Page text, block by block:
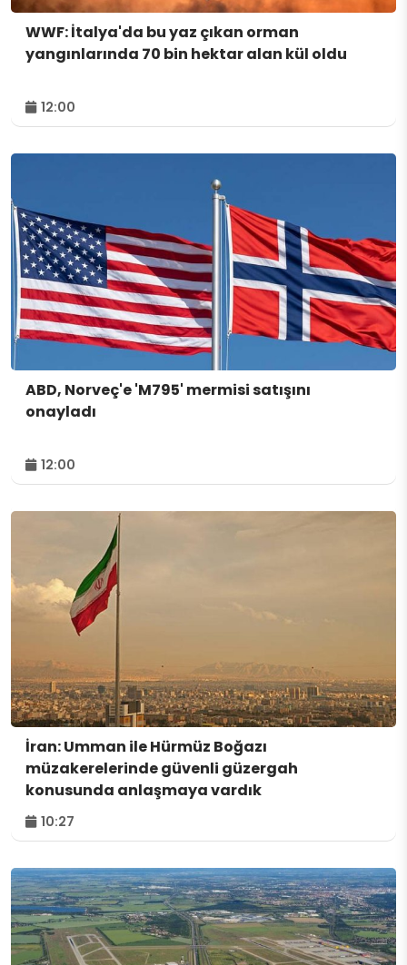
WWF: İtalya'da bu yaz çıkan orman
yangınlarında 70 bin hektar alan kül oldu
12:00
ABD, Norveç'e 'M795' mermisi satışını
onayladı
12:00
İran: Umman ile Hürmüz Boğazı
müzakerelerinde güvenli güzergah
konusunda anlaşmaya vardık
10:27